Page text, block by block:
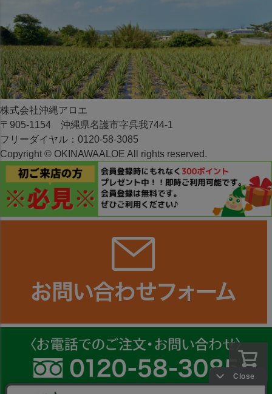
カートへ
株式会社沖縄アロエ
〒905-1154 沖縄県名護市字呉我744-1
フリーダイヤル：0120-58-3085
Copyright © OKINAWAALOE All rights reserved.